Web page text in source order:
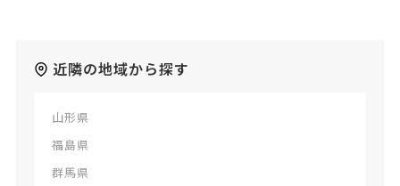
近隣の地域から探す
山形県
福島県
群馬県